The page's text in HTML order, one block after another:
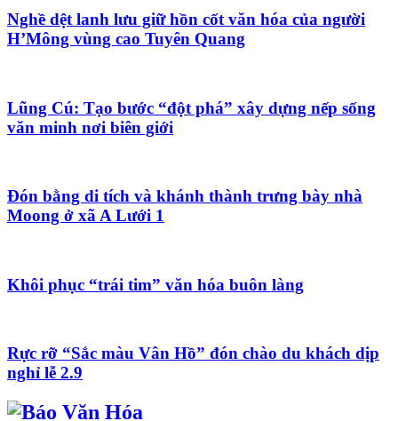
Nghề dệt lanh lưu giữ hồn cốt văn hóa của người
H’Mông vùng cao Tuyên Quang
Lũng Cú: Tạo bước “đột phá” xây dựng nếp sống
văn minh nơi biên giới
Đón bằng di tích và khánh thành trưng bày nhà
Moong ở xã A Lưới 1
Khôi phục “trái tim” văn hóa buôn làng
Rực rỡ “Sắc màu Vân Hồ” đón chào du khách dịp
nghỉ lễ 2.9